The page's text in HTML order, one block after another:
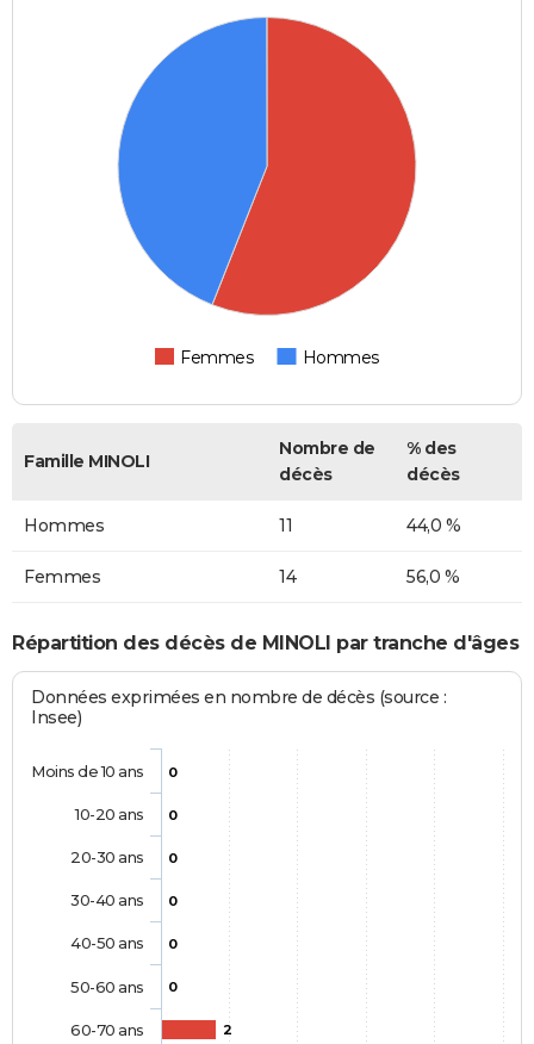
Femmes Hommes
Famille MINOLI
Nombre de
décès
% des
décès
Hommes 11 44,0 %
Femmes 14 56,0 %
Répartition des décès de MINOLI par tranche d'âges
Données exprimées en nombre de décès (source :
Insee)
0
0
0
0
0
0
2
Moins de 10 ans
10-20 ans
20-30 ans
30-40 ans
40-50 ans
50-60 ans
60-70 ans